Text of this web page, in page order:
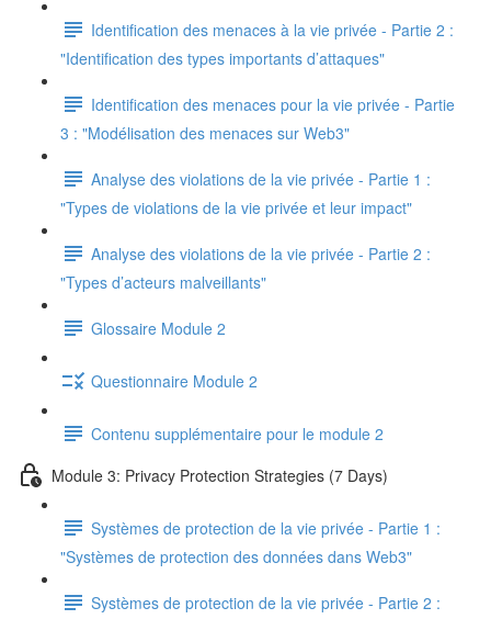
Identification des menaces à la vie privée - Partie 2 :
"Identification des types importants d’attaques"
Identification des menaces pour la vie privée - Partie
3 : "Modélisation des menaces sur Web3"
Analyse des violations de la vie privée - Partie 1 :
"Types de violations de la vie privée et leur impact"
Analyse des violations de la vie privée - Partie 2 :
"Types d’acteurs malveillants"
Glossaire Module 2
Questionnaire Module 2
Contenu supplémentaire pour le module 2
Module 3: Privacy Protection Strategies (7 Days)
Systèmes de protection de la vie privée - Partie 1 :
"Systèmes de protection des données dans Web3"
Systèmes de protection de la vie privée - Partie 2 :